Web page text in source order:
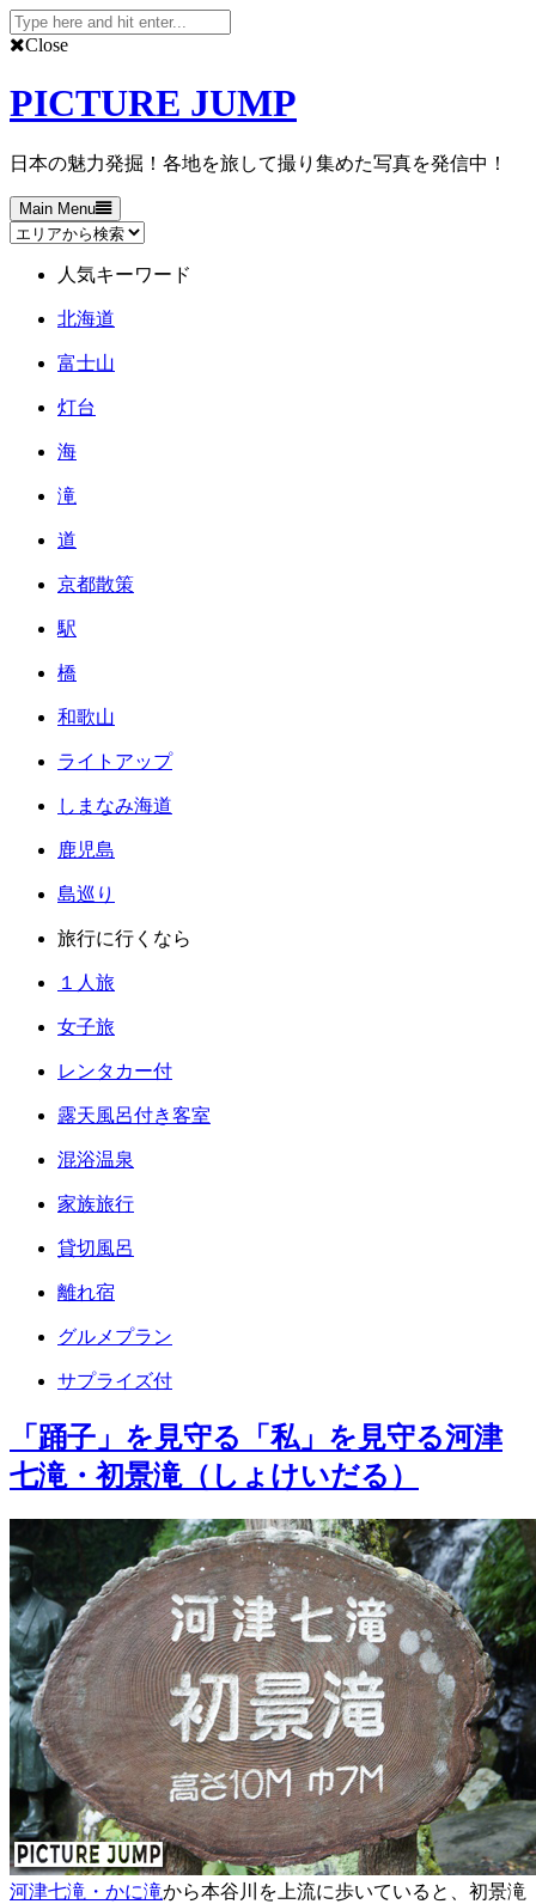
Search
for:Close
to
content
PICTURE JUMP
日本の魅力発掘！各地を旅して撮り集めた写真を発信中！
Main Menu
人気キーワード
北海道
富士山
灯台
海
滝
道
京都散策
駅
橋
和歌山
ライトアップ
しまなみ海道
鹿児島
島巡り
旅行に行くなら
１人旅
女子旅
レンタカー付
露天風呂付き客室
混浴温泉
家族旅行
貸切風呂
離れ宿
グルメプラン
サプライズ付
「踊子」を見守る「私」を見守る河津
七滝・初景滝（しょけいだる）
河津七滝・かに滝から本谷川を上流に歩いていると、初景滝